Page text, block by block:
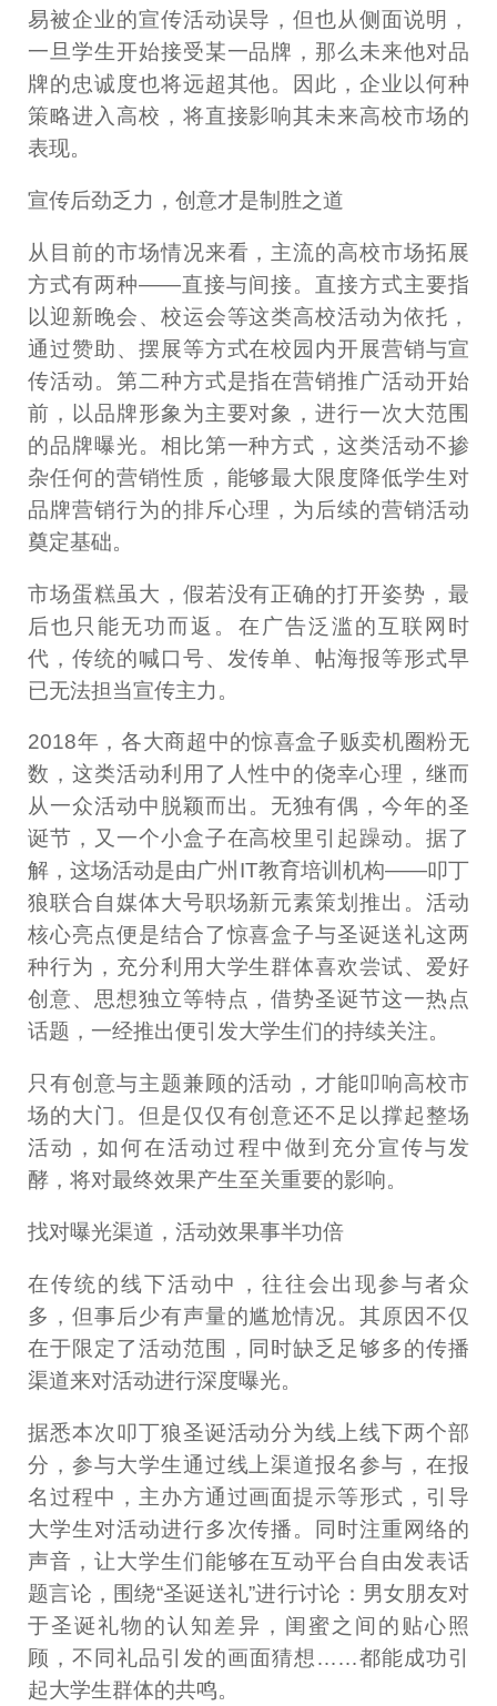
易被企业的宣传活动误导，但也从侧面说明，
一旦学生开始接受某一品牌，那么未来他对品
牌的忠诚度也将远超其他。因此，企业以何种
策略进入高校，将直接影响其未来高校市场的
表现。
宣传后劲乏力，创意才是制胜之道
从目前的市场情况来看，主流的高校市场拓展
方式有两种——直接与间接。直接方式主要指
以迎新晚会、校运会等这类高校活动为依托，
通过赞助、摆展等方式在校园内开展营销与宣
传活动。第二种方式是指在营销推广活动开始
前，以品牌形象为主要对象，进行一次大范围
的品牌曝光。相比第一种方式，这类活动不掺
杂任何的营销性质，能够最大限度降低学生对
品牌营销行为的排斥心理，为后续的营销活动
奠定基础。
市场蛋糕虽大，假若没有正确的打开姿势，最
后也只能无功而返。在广告泛滥的互联网时
代，传统的喊口号、发传单、帖海报等形式早
已无法担当宣传主力。
2018年，各大商超中的惊喜盒子贩卖机圈粉无
数，这类活动利用了人性中的侥幸心理，继而
从一众活动中脱颖而出。无独有偶，今年的圣
诞节，又一个小盒子在高校里引起躁动。据了
解，这场活动是由广州IT教育培训机构——叩丁
狼联合自媒体大号职场新元素策划推出。活动
核心亮点便是结合了惊喜盒子与圣诞送礼这两
种行为，充分利用大学生群体喜欢尝试、爱好
创意、思想独立等特点，借势圣诞节这一热点
话题，一经推出便引发大学生们的持续关注。
只有创意与主题兼顾的活动，才能叩响高校市
场的大门。但是仅仅有创意还不足以撑起整场
活动，如何在活动过程中做到充分宣传与发
酵，将对最终效果产生至关重要的影响。
找对曝光渠道，活动效果事半功倍
在传统的线下活动中，往往会出现参与者众
多，但事后少有声量的尴尬情况。其原因不仅
在于限定了活动范围，同时缺乏足够多的传播
渠道来对活动进行深度曝光。
据悉本次叩丁狼圣诞活动分为线上线下两个部
分，参与大学生通过线上渠道报名参与，在报
名过程中，主办方通过画面提示等形式，引导
大学生对活动进行多次传播。同时注重网络的
声音，让大学生们能够在互动平台自由发表话
题言论，围绕“圣诞送礼”进行讨论：男女朋友对
于圣诞礼物的认知差异，闺蜜之间的贴心照
顾，不同礼品引发的画面猜想……都能成功引
起大学生群体的共鸣。